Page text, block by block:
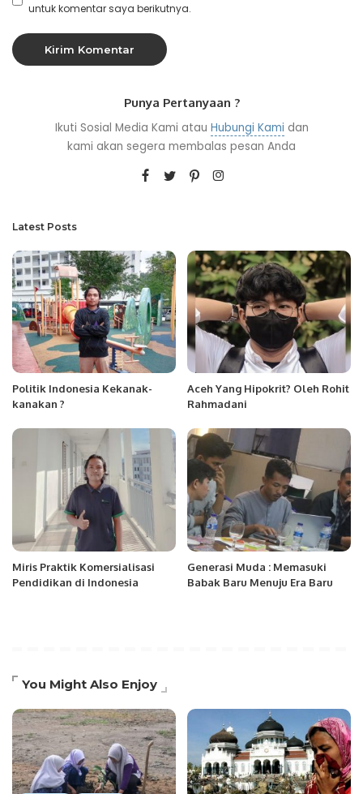
untuk komentar saya berikutnya.
Punya Pertanyaan ?
Ikuti Sosial Media Kami atau Hubungi Kami dan
kami akan segera membalas pesan Anda
Latest Posts
Politik Indonesia Kekanak-
kanakan ?
Aceh Yang Hipokrit? Oleh Rohit
Rahmadani
Miris Praktik Komersialisasi
Pendidikan di Indonesia
Generasi Muda : Memasuki
Babak Baru Menuju Era Baru
You Might Also Enjoy